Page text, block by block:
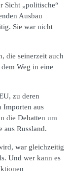
Sicht „politische“
Ausbau
Sie war nicht
die seinerzeit auch
Weg in eine
zu deren
Importen aus
die Debatten um
aus Russland.
war gleichzeitig
Und wer kann es